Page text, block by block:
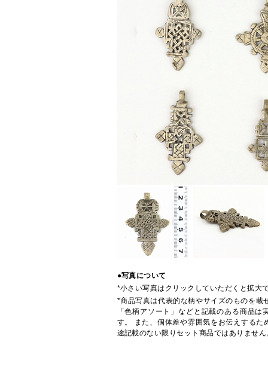
●写真について
*小さい写真はクリックしていただくと拡大
*商品写真は代表的な柄やサイズのものを
「色柄アソート」などと記載のある商品
す。 また、個体差や雰囲気をお伝えする
途記載のない限りセット商品ではありません